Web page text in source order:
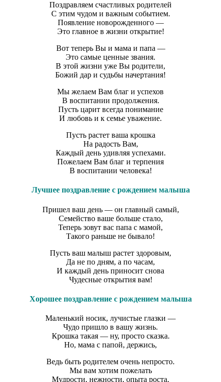
Поздравляем счастливых родителей
С этим чудом и важным событием.
Появление новорожденного —
Это главное в жизни открытие!
Вот теперь Вы и мама и папа —
Это самые ценные звания.
В этой жизни уже Вы родители,
Божий дар и судьбы начертания!
Мы желаем Вам благ и успехов
В воспитании продолжения.
Пусть царит всегда понимание
И любовь и к семье уважение.
Пусть растет ваша крошка
На радость Вам,
Каждый день удивляя успехами.
Пожелаем Вам благ и терпения
В воспитании человека!
Лучшее поздравление с рождением малыша
Пришел ваш день — он главный самый,
Семейство ваше больше стало,
Теперь зовут вас папа с мамой,
Такого раньше не бывало!
Пусть ваш малыш растет здоровым,
Да не по дням, а по часам,
И каждый день приносит снова
Чудесные открытия вам!
Хорошее поздравление с рождением малыша
Маленький носик, лучистые глазки —
Чудо пришло в вашу жизнь.
Крошка такая — ну, просто сказка.
Но, мама с папой, держись,
Ведь быть родителем очень непросто.
Мы вам хотим пожелать
Мудрости, нежности, опыта роста,